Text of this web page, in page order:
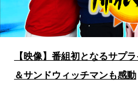
【映像】番組初となるサプ
＆サンドウィッチマンも感動